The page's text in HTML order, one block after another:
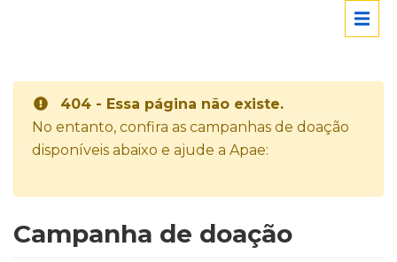
404 - Essa página não existe.
No entanto, confira as campanhas de doação
disponíveis abaixo e ajude a Apae:
Campanha de doação